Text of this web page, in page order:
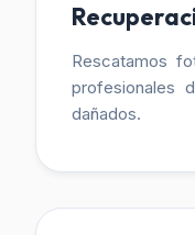
Rescatamos
profesionales
dañados.